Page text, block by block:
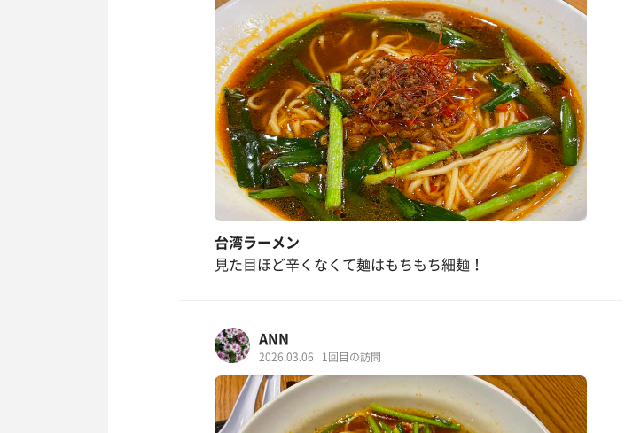
台湾ラーメン
見た目ほど辛くなくて麺はもちもち細麺！
ANN
2026.03.06 1回目の訪問